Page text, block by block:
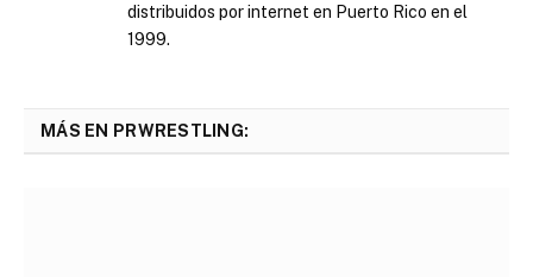
distribuidos por internet en Puerto Rico en el
1999.
MÁS EN PRWRESTLING: